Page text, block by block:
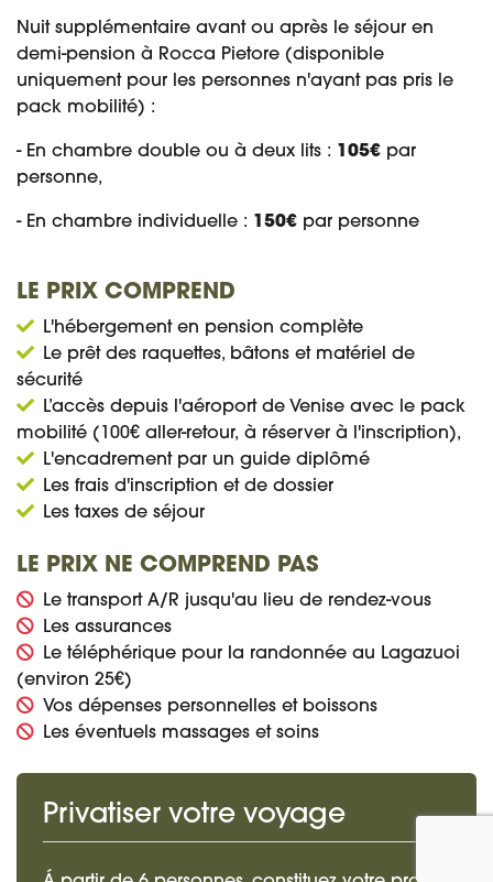
Nuit supplémentaire avant ou après le séjour en
demi-pension à Rocca Pietore (disponible
uniquement pour les personnes n'ayant pas pris le
pack mobilité) :
- En chambre double ou à deux lits : 105€ par
personne,
- En chambre individuelle : 150€ par personne
LE PRIX COMPREND
L'hébergement en pension complète
Le prêt des raquettes, bâtons et matériel de
sécurité
L’accès depuis l'aéroport de Venise avec le pack
mobilité (100€ aller-retour, à réserver à l'inscription),
L'encadrement par un guide diplômé
Les frais d'inscription et de dossier
Les taxes de séjour
LE PRIX NE COMPREND PAS
Le transport A/R jusqu'au lieu de rendez-vous
Les assurances
Le téléphérique pour la randonnée au Lagazuoi
(environ 25€)
Vos dépenses personnelles et boissons
Les éventuels massages et soins
Privatiser votre voyage